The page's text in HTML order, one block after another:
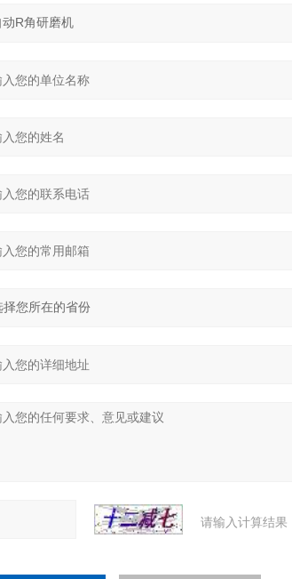
请输入计算结果